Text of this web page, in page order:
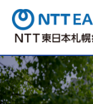
当院について